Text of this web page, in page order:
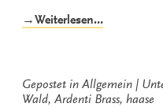
→Weiterlesen…„Ardenti
Heseler
Wald“
Gepostet in Allgemein
Wald, Ardenti Brass, haase